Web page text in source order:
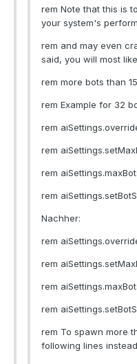
rem Note that this is
your system's
rem and may even
said, you will most
rem more bots than
rem Example for 32
rem
rem
rem
rem
Nachher:
rem
rem
rem
rem
rem To spawn more
following lines